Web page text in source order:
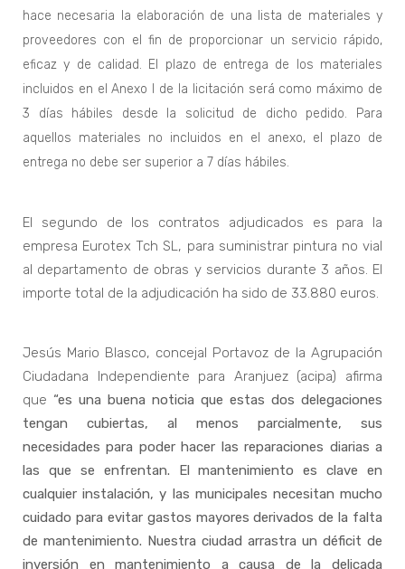
hace necesaria la elaboración de una lista de materiales y
proveedores con el fin de proporcionar un servicio rápido,
eficaz y de calidad. El plazo de entrega de los materiales
incluidos en el Anexo I de la licitación será como máximo de
3 días hábiles desde la solicitud de dicho pedido. Para
aquellos materiales no incluidos en el anexo, el plazo de
entrega no debe ser superior a 7 días hábiles.
El segundo de los contratos adjudicados es para la
empresa Eurotex Tch SL, para suministrar pintura no vial
al departamento de obras y servicios durante 3 años. El
importe total de la adjudicación ha sido de 33.880 euros.
Jesús Mario Blasco, concejal Portavoz de la Agrupación
Ciudadana Independiente para Aranjuez (acipa) afirma
que “es una buena noticia que estas dos delegaciones
tengan cubiertas, al menos parcialmente, sus
necesidades para poder hacer las reparaciones diarias a
las que se enfrentan. El mantenimiento es clave en
cualquier instalación, y las municipales necesitan mucho
cuidado para evitar gastos mayores derivados de la falta
de mantenimiento. Nuestra ciudad arrastra un déficit de
inversión en mantenimiento a causa de la delicada